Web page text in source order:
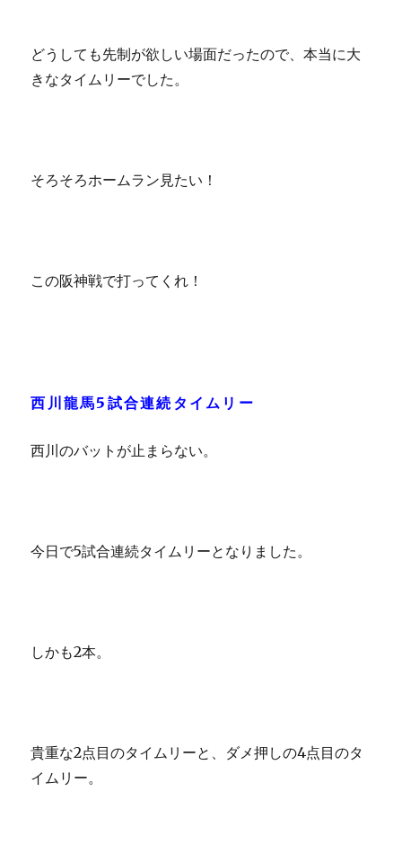
どうしても先制が欲しい場面だったので、本当に大
きなタイムリーでした。
そろそろホームラン見たい！
この阪神戦で打ってくれ！
西川龍馬5試合連続タイムリー
西川のバットが止まらない。
今日で5試合連続タイムリーとなりました。
しかも2本。
貴重な2点目のタイムリーと、ダメ押しの4点目のタ
イムリー。